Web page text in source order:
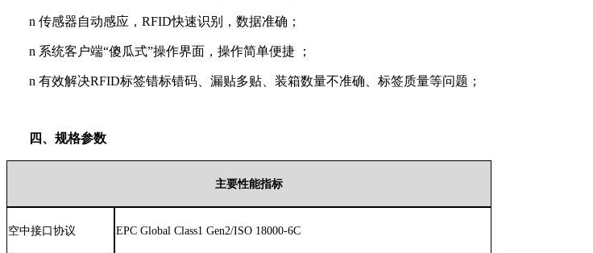
n 传感器自动感应， RFID快速识别，数据准确；
n 系统客户端“傻瓜式”操作界面，操作简单便捷 ；
n 有效解决RFID标签错标错码、漏贴多贴、装箱数量不准确、标签质量等问题；
四、规格参数
主要性能指标
空中接口协议 EPC Global Class1 Gen2/ISO 18000-6C